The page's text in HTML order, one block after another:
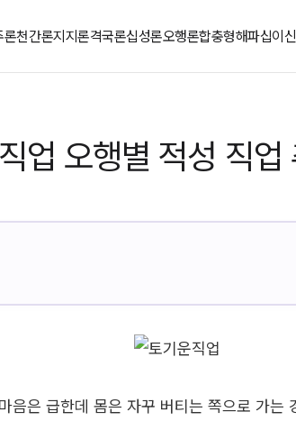
론천간론지지론격국론십성론오행론합충형해파십이
업 오행별 적성 직업
음은 급한데 몸은 자꾸 버티는 쪽으로 가는